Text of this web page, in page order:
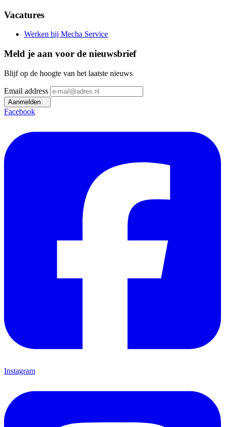
Vacatures
Werken bij Mecha Service
Meld je aan voor de nieuwsbrief
Blijf op de hoogte van het laatste nieuws
Email address
Aanmelden
Facebook
Instagram